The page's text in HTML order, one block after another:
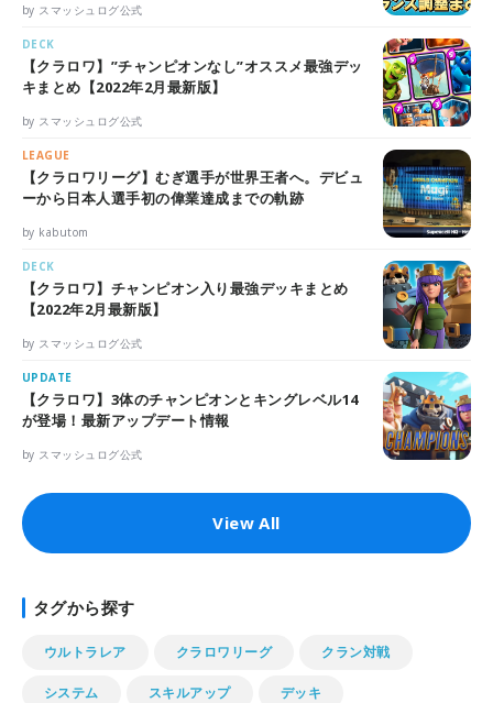
by スマッシュログ公式
DECK
【クラロワ】”チャンピオンなし”オススメ最強デッ
キまとめ【2022年2月最新版】
by スマッシュログ公式
LEAGUE
【クラロワリーグ】むぎ選手が世界王者へ。デビュ
ーから日本人選手初の偉業達成までの軌跡
by kabutom
DECK
【クラロワ】チャンピオン入り最強デッキまとめ
【2022年2月最新版】
by スマッシュログ公式
UPDATE
【クラロワ】3体のチャンピオンとキングレベル14
が登場！最新アップデート情報
by スマッシュログ公式
View All
タグから探す
ウルトラレア クラロワリーグ クラン対戦
システム スキルアップ デッキ